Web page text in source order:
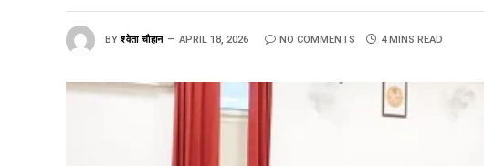
BY श्वेता चौहान APRIL 18, 2026 NO COMMENTS 4 MINS READ